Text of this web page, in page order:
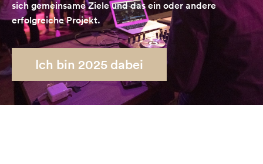
sich gemeinsame Ziele und das ein oder andere
erfolgreiche Projekt.
Ich bin 2025 dabei